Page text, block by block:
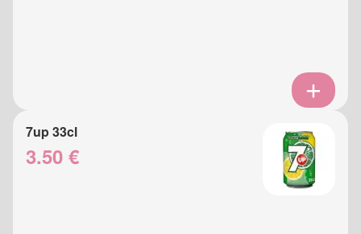
7up 33cl
3.50 €